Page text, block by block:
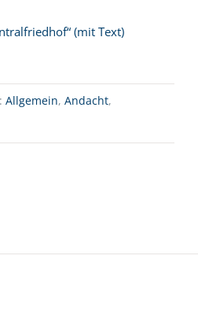
(mit Text)
Allgemein, Andacht,